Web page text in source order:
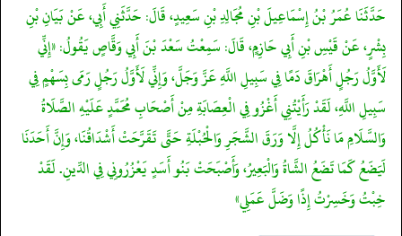
حَدَّثَنَا عُمَرُ بْنُ إِسْمَاعِيلَ بْنِ مُجَالِدِ بْنِ سَعِيدٍ، قَالَ: حَدَّثَنِي أَبِي، عَنْ بَيَانِ بْنِ
بِشْرٍ، عَنْ قَيْسِ بْنِ أَبِي حَازِمٍ، قَالَ: سَمِعْتُ سَعْدَ بْنَ أَبِي وَقَّاصٍ يَقُولُ: «إِنِّي
لَأَوَّلُ رَجُلٍ أَهْرَاقَ دَمًا فِي سَبِيلِ اللَّهِ عَزَّ وَجَلَّ، وَإِنِّي لَأَوَّلُ رَجُلٍ رَمَى بِسَهْمٍ فِي
سَبِيلِ اللَّهِ، لَقَدْ رَأَيْتُنِي أَغْزُو فِي الْعِصَابَةِ مِنْ أَصْحَابِ مُحَمَّدٍ عَلَيْهِ الصَّلَاةُ
وَالسَّلَامِ مَا نَأْكُلُ إِلَّا وَرَقَ الشَّجَرِ وَالْحُبْلَةِ حَتَّى تَقَرَّحَتْ أَشْدَاقُنَا، وَإِنَّ أَحَدَنَا
لَيَضَعُ كَمَا تَضَعُ الشَّاةُ وَالْبَعِيرُ، وَأَصْبَحَتْ بَنُو أَسَدٍ يَعْزُرُونِي فِي الدِّينِ. لَقَدْ
خِبْتُ وَخَسِرْتُ إِذًا وَضَلَّ عَمَلِي»